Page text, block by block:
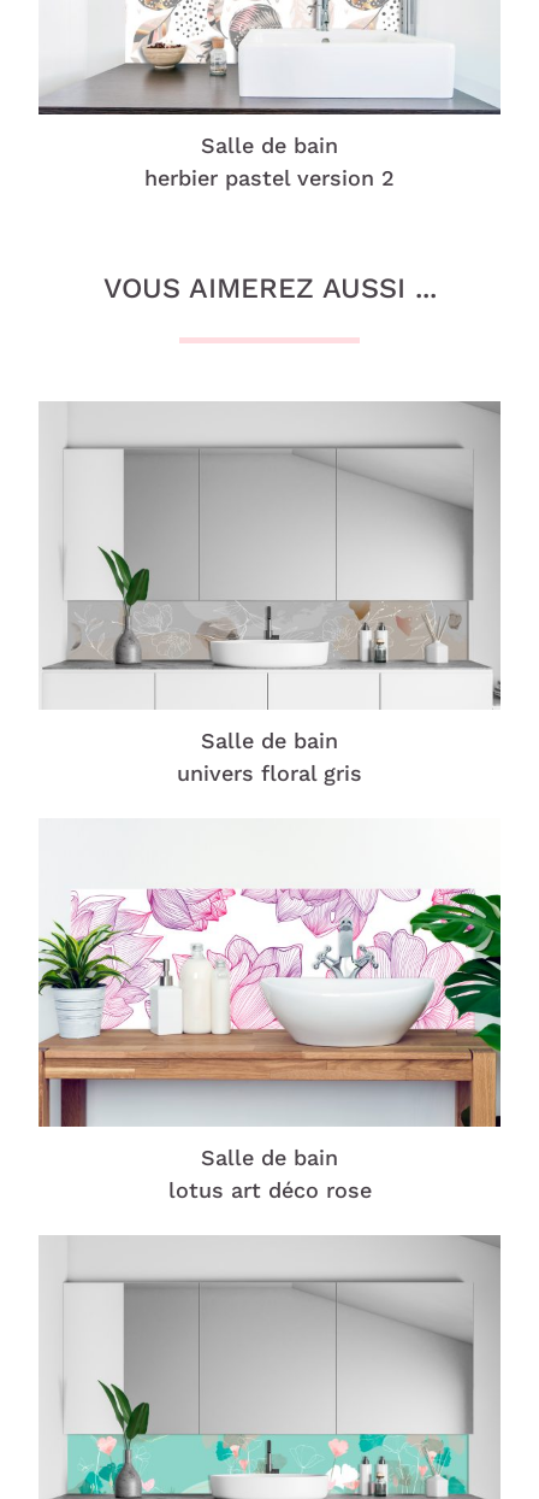
Salle de bain
herbier pastel version 2
VOUS AIMEREZ AUSSI ...
Salle de bain
univers floral gris
Salle de bain
lotus art déco rose